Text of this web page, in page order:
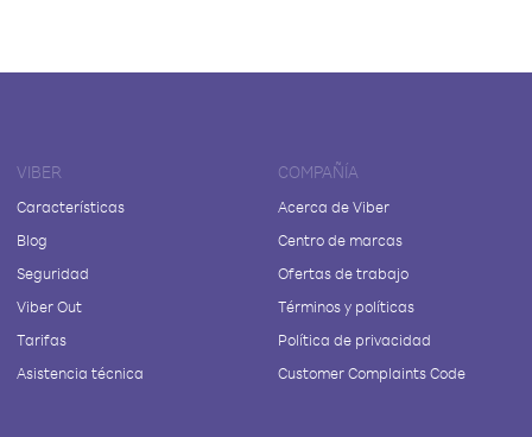
VIBER
Características
Blog
Seguridad
Viber Out
Tarifas
Asistencia técnica
COMPAÑÍA
Acerca de Viber
Centro de marcas
Ofertas de trabajo
Términos y políticas
Política de privacidad
Customer Complaints Code